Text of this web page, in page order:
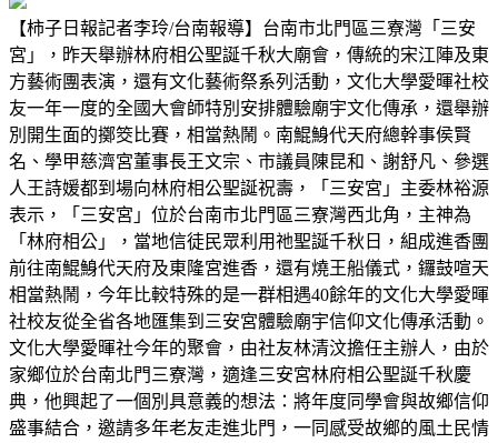
【柿子日報記者李玲/台南報導】台南市北門區三寮灣「三安
宮」，昨天舉辦林府相公聖誕千秋大廟會，傳統的宋江陣及東
方藝術團表演，還有文化藝術祭系列活動，文化大學愛暉社校
友一年一度的全國大會師特別安排體驗廟宇文化傳承，還舉辦
別開生面的擲筊比賽，相當熱鬧。南鯤鯓代天府總幹事侯賢
名、學甲慈濟宮董事長王文宗、市議員陳昆和、謝舒凡、參選
人王詩媛都到場向林府相公聖誕祝壽，「三安宮」主委林裕源
表示，「三安宮」位於台南市北門區三寮灣西北角，主神為
「林府相公」，當地信徒民眾利用祂聖誕千秋日，組成進香團
前往南鯤鯓代天府及東隆宮進香，還有燒王船儀式，鑼鼓喧天
相當熱鬧，今年比較特殊的是一群相遇40餘年的文化大學愛暉
社校友從全省各地匯集到三安宮體驗廟宇信仰文化傳承活動。
文化大學愛暉社今年的聚會，由社友林清汶擔任主辦人，由於
家鄉位於台南北門三寮灣，適逢三安宮林府相公聖誕千秋慶
典，他興起了一個別具意義的想法：將年度同學會與故鄉信仰
盛事結合，邀請多年老友走進北門，一同感受故鄉的風土民情